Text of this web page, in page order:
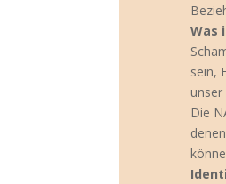
Was
sein,
unser
Die